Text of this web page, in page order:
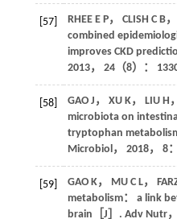
[57] RHEE E P， CLISH C B，
combined
improves CKD
2013， 24（8）：
[58] GAO J ， XU K， LIU H
microbiota on
tryptophan
Microbiol， 2018， 8
[59] GAO K， MU C L，
metabolism： a link
brain［J］. Adv Nutr，